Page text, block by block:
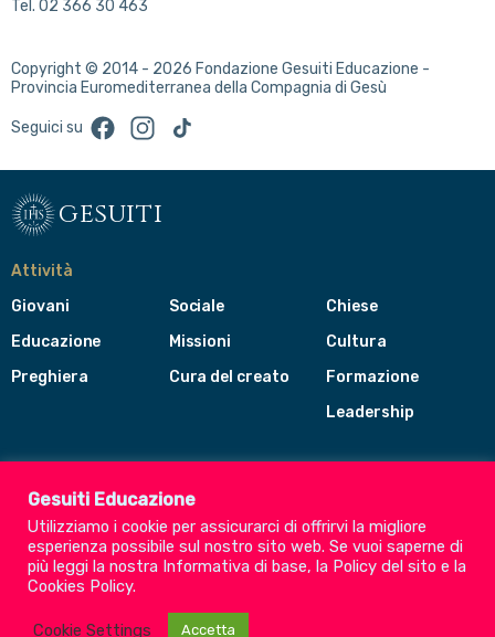
Tel. 02 366 30 463
Copyright © 2014 - 2026 Fondazione Gesuiti Educazione -
Provincia Euromediterranea della Compagnia di Gesù
Seguici su FacebookInstagram
TikTok
gesuiti
Attività
Giovani
Educazione
Preghiera
Sociale
Missioni
Cura del creato
Chiese
Cultura
Formazione
Leadership
Menù
navigazione
del
footer
Compagnia di Gesù
CEP - Conferenza delle Province Europee
Provincia Euro-Mediterranea
Gesuiti Educazione
Utilizziamo i cookie per assicurarci di offrirvi la migliore
esperienza possibile sul nostro sito web. Se vuoi saperne di
più leggi la nostra Informativa di base, la Policy del sito e la
Cookies Policy.
Cookie Settings Accetta